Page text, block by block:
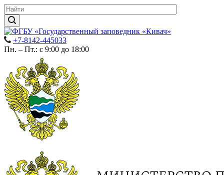
+7-8142-445033
Пн. – Пт.: с 9:00 до 18:00